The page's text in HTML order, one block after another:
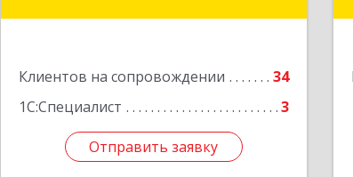
Клиентов на сопровождении
34
1С:Специалист
3
Отправить заявку
Подробнее
Отправить заявку